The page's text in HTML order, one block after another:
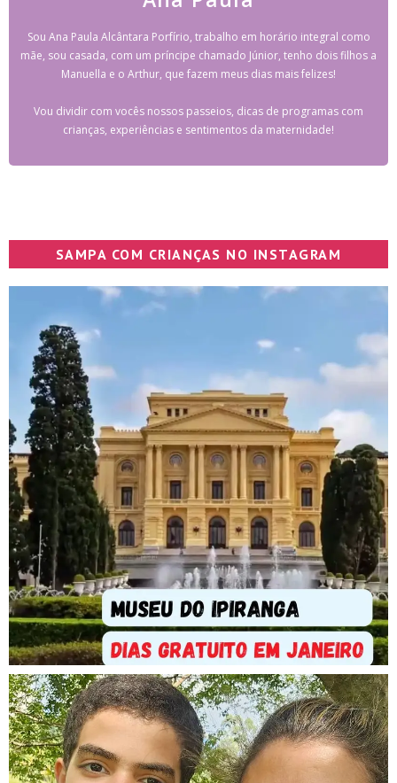
Sou Ana Paula Alcântara Porfírio, trabalho em horário integral como
mãe, sou casada, com um príncipe chamado Júnior, tenho dois filhos a
Manuella e o Arthur, que fazem meus dias mais felizes!
Vou dividir com vocês nossos passeios, dicas de programas com
crianças, experiências e sentimentos da maternidade!
SAMPA COM CRIANÇAS NO INSTAGRAM